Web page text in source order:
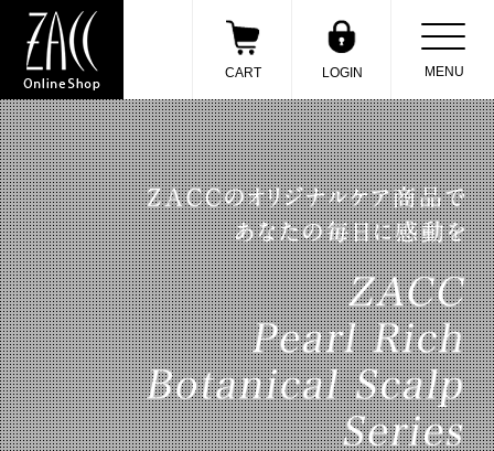
CART LOGIN MENU